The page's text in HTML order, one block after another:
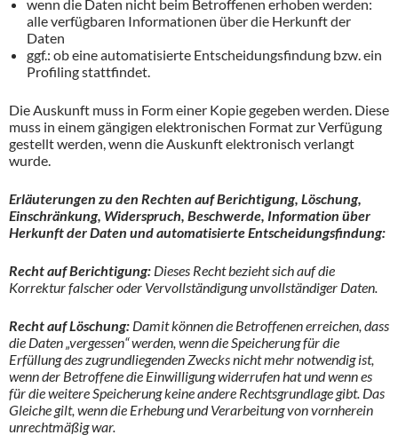
wenn die Daten nicht beim Betroffenen erhoben werden:
alle verfügbaren Informationen über die Herkunft der
Daten
ggf.: ob eine automatisierte Entscheidungsfindung bzw. ein
Profiling stattfindet.
Die Auskunft muss in Form einer Kopie gegeben werden. Diese
muss in einem gängigen elektronischen Format zur Verfügung
gestellt werden, wenn die Auskunft elektronisch verlangt
wurde.
Erläuterungen zu den Rechten auf Berichtigung, Löschung,
Einschränkung, Widerspruch, Beschwerde, Information über
Herkunft der Daten und automatisierte Entscheidungsfindung:
Recht auf Berichtigung: Dieses Recht bezieht sich auf die
Korrektur falscher oder Vervollständigung unvollständiger Daten.
Recht auf Löschung: Damit können die Betroffenen erreichen, dass
die Daten „vergessen“ werden, wenn die Speicherung für die
Erfüllung des zugrundliegenden Zwecks nicht mehr notwendig ist,
wenn der Betroffene die Einwilligung widerrufen hat und wenn es
für die weitere Speicherung keine andere Rechtsgrundlage gibt. Das
Gleiche gilt, wenn die Erhebung und Verarbeitung von vornherein
unrechtmäßig war.